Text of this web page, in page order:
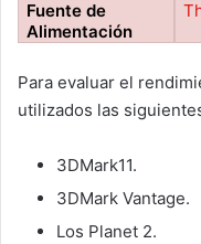
Fuente de
Alimentación
Para evaluar el
utilizados las
3DMark11.
3DMark Vantage.
Los Planet 2.